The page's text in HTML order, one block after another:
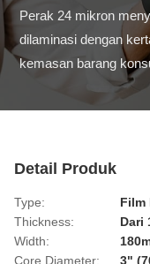
Perak 24 mikron
dilaminasi dengan
kemasan barang
Detail Produk
Type:
Film
Thickness:
Dari
Width:
Core Diameter:
3"